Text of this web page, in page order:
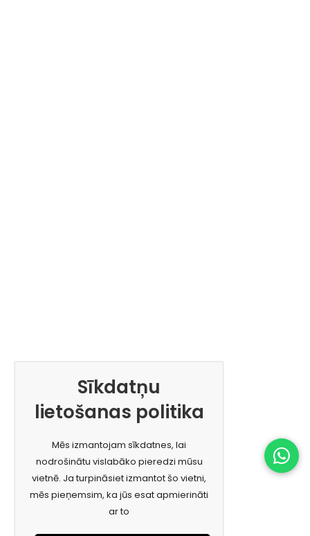
Sīkdatņu
lietošanas politika
Mēs izmantojam sīkdatnes, lai
nodrošinātu vislabāko pieredzi mūsu
vietnē. Ja turpināsiet izmantot šo vietni,
mēs pieņemsim, ka jūs esat apmierināti
ar to